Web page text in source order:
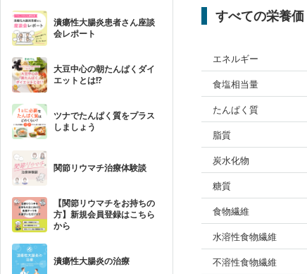
潰瘍性大腸炎患者さん座談
会レポート
大豆中心の朝たんぱくダイ
エットとは!?
ツナでたんぱく質をプラス
しましょう
関節リウマチ治療体験談
【関節リウマチをお持ちの
方】新規会員登録はこちら
から
潰瘍性大腸炎の治療
すべての栄養価
エネルギー
食塩相当量
たんぱく質
脂質
炭水化物
糖質
食物繊維
水溶性食物繊維
不溶性食物繊維